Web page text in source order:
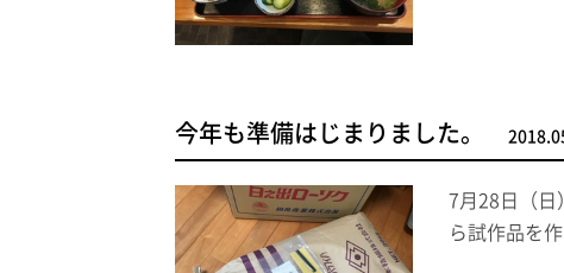
今年も準備はじまりました。
7月28日（日
ら試作品を作